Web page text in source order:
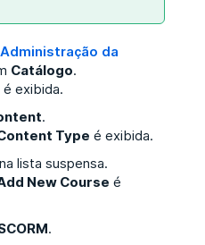
Administração da
Catálogo.
é exibida.
.
Type é exibida.
na lista suspensa.
New Course é
.